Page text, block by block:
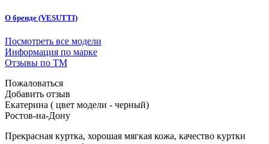
О бренде (VESUTTI)
Посмотреть все модели
Информация по марке
Отзывы по ТМ
Пожаловаться
Добавить отзыв
Екатерина ( цвет модели - черный)
Ростов-на-Дону
Прекрасная куртка, хорошая мягкая кожа, качество куртки